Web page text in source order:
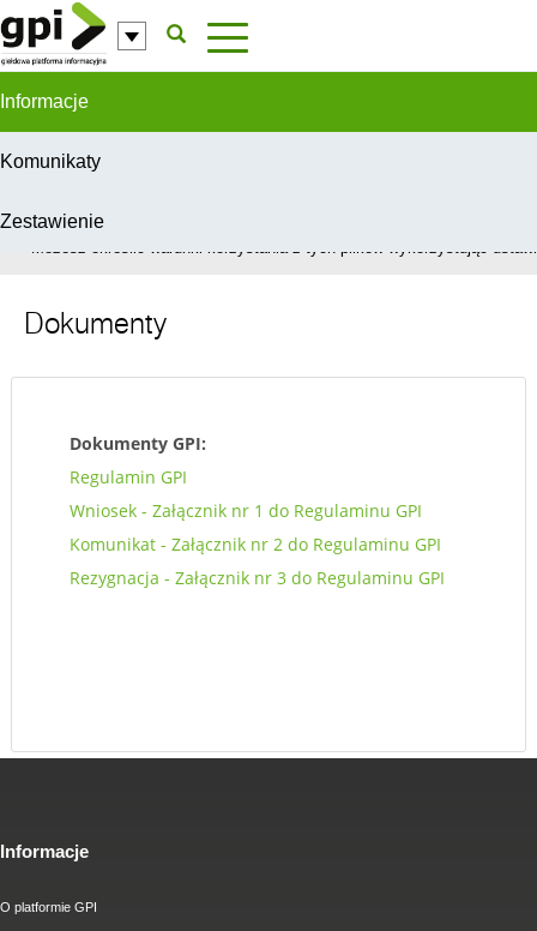
Przejdź do komentarzy
Informacje
Komunikaty
Zestawienie
W celu świadczenia usług na najwyższym poziomie, serwis GPI
Możesz określić warunki korzystania z tych plików wykorzystując
Dokumenty
Dokumenty GPI:
Regulamin GPI
Wniosek - Załącznik nr 1 do Regulaminu GPI
Komunikat - Załącznik nr 2 do Regulaminu GPI
Rezygnacja - Załącznik nr 3 do Regulaminu GPI
Informacje
O platformie GPI